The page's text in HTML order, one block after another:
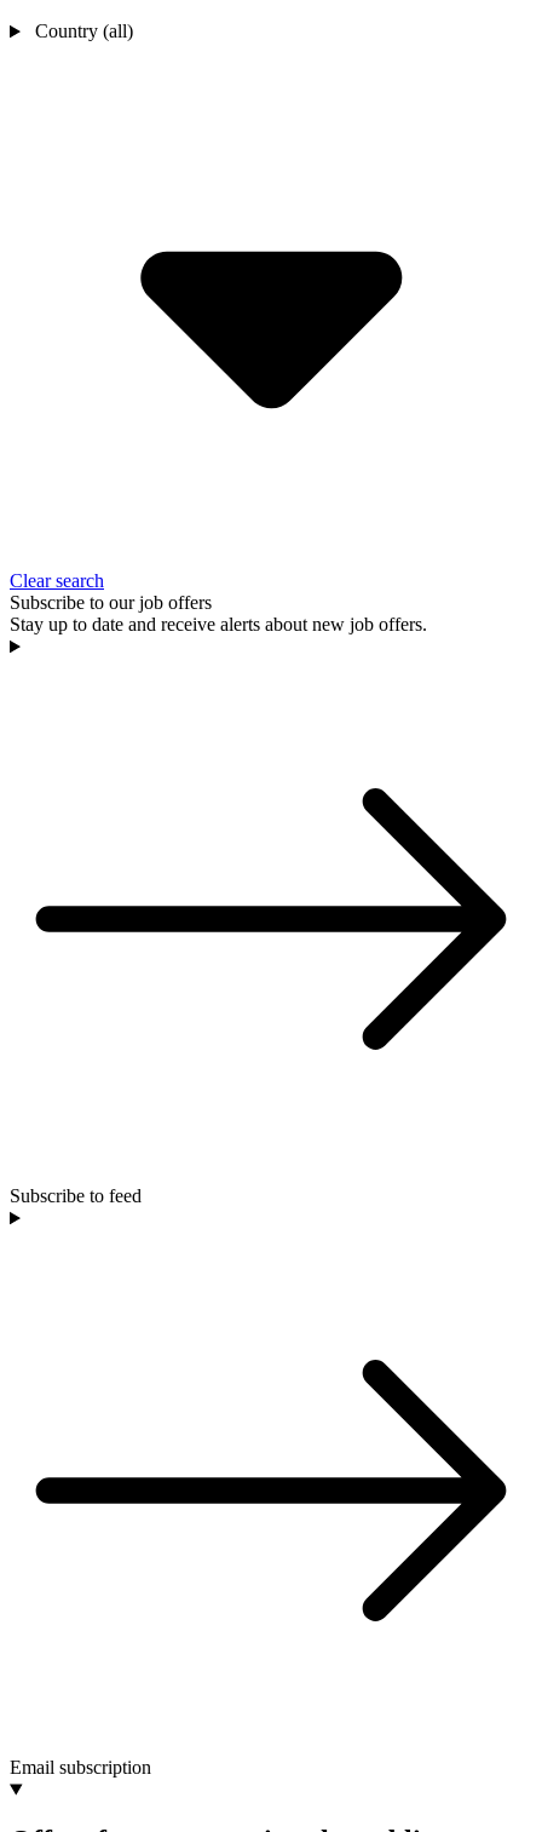
Country (all)
Clear search
Subscribe to our job offers
Stay up to date and receive alerts about new job offers.
Subscribe to feed
Email subscription